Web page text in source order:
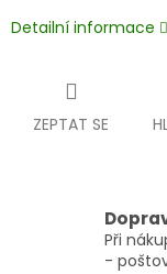
Detailní informace
ZEPTAT SE
Při
-